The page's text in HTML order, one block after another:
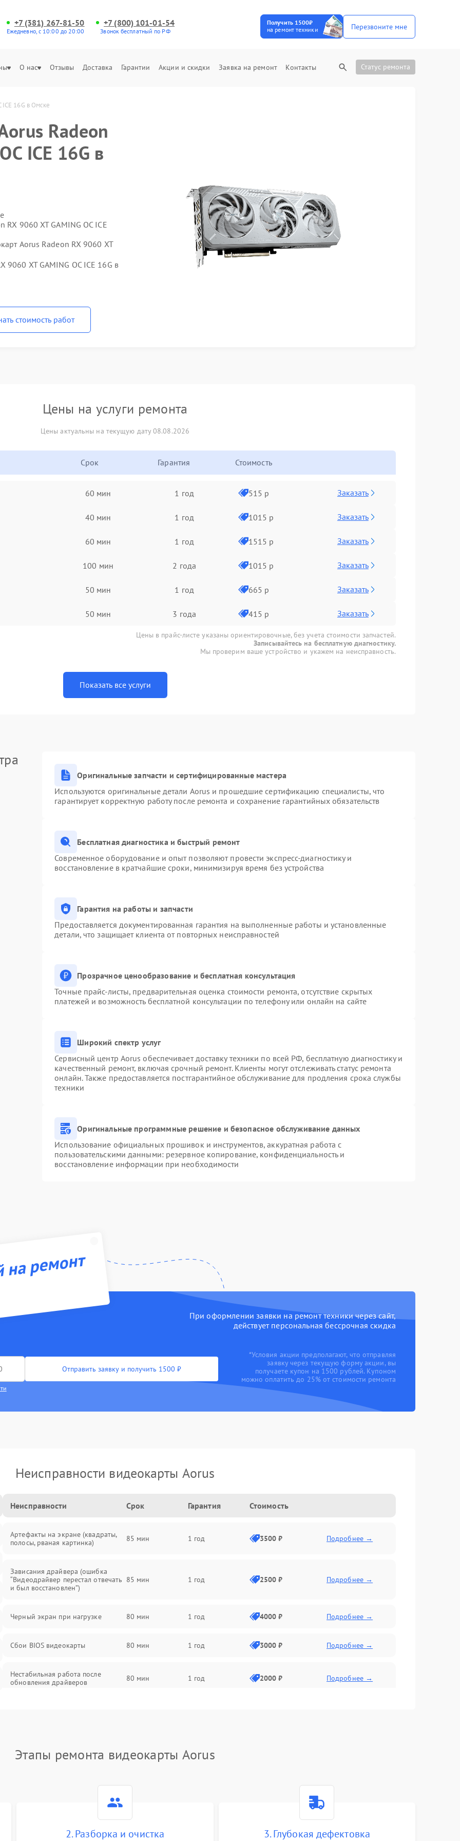
+7 (381) 267-81-50
Ежедневно, с 10:00 до 20:00
+7 (800) 101-01-54
Звонок бесплатный по РФ
Получить 1500₽
на ремонт техники
Перезвоните мне
О нас Отзывы Доставка Гарантии Акции и скидки Заявка на ремонт Контакты Статус ремонта
16G в Омске
Radeon
ICE 16G в
RX 9060 XT GAMING OC ICE
Aorus Radeon RX 9060 XT
9060 XT GAMING OC ICE 16G в
стоимость работ
Цены на услуги ремонта
Цены актуальны на текущую дату 08.08.2026
Срок Гарантия Стоимость
60 мин 1 год 515 р Заказать
40 мин 1 год 1015 р Заказать
60 мин 1 год 1515 р Заказать
100 мин 2 года 1015 р Заказать
50 мин 1 год 665 р Заказать
50 мин 3 года 415 р Заказать
Цены в прайс-листе указаны ориентировочные, без учета стоимости запчастей.
Записывайтесь на бесплатную диагностику.
Мы проверим ваше устройство и укажем на неисправность.
Показать все услуги
Оригинальные запчасти и сертифицированные мастера
Используются оригинальные детали Aorus и прошедшие сертификацию специалисты, что
гарантирует корректную работу после ремонта и сохранение гарантийных обязательств
Бесплатная диагностика и быстрый ремонт
Современное оборудование и опыт позволяют провести экспресс-диагностику и
восстановление в кратчайшие сроки, минимизируя время без устройства
Гарантия на работы и запчасти
Предоставляется документированная гарантия на выполненные работы и установленные
детали, что защищает клиента от повторных неисправностей
Прозрачное ценообразование и бесплатная консультация
Точные прайс-листы, предварительная оценка стоимости ремонта, отсутствие скрытых
платежей и возможность бесплатной консультации по телефону или онлайн на сайте
Широкий спектр услуг
Сервисный центр Aorus обеспечивает доставку техники по всей РФ, бесплатную диагностику и
качественный ремонт, включая срочный ремонт. Клиенты могут отслеживать статус ремонта
онлайн. Также предоставляется постгарантийное обслуживание для продления срока службы
техники
Оригинальные программные решение и безопасное обслуживание данных
Использование официальных прошивок и инструментов, аккуратная работа с
пользовательскими данными: резервное копирование, конфиденциальность и
восстановление информации при необходимости
ремонт
При оформлении заявки на ремонт техники через сайт,
действует персональная бессрочная скидка
Отправить заявку и получить 1500 ₽
*Условия акции предполагают, что отправляя
заявку через текущую форму акции, вы
получаете купон на 1500 рублей. Купоном
можно оплатить до 25% от стоимости ремонта
Неисправности видеокарты Aorus
Неисправности Срок Гарантия Стоимость
Артефакты на экране (квадраты,
полосы, рваная картинка)
85 мин 1 год 3500 ₽ Подробнее →
Зависания драйвера (ошибка
“Видеодрайвер перестал отвечать
и был восстановлен”)
85 мин 1 год 2500 ₽ Подробнее →
Черный экран при нагрузке 80 мин 1 год 4000 ₽ Подробнее →
Сбои BIOS видеокарты 80 мин 1 год 3000 ₽ Подробнее →
Нестабильная работа после
обновления драйверов
80 мин 1 год 2000 ₽ Подробнее →
Этапы ремонта видеокарты Aorus
2. Разборка и очистка 3. Глубокая дефектовка